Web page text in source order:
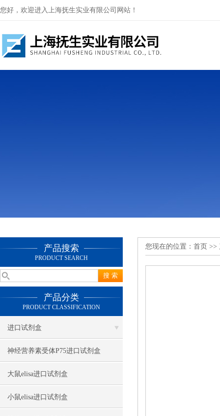
您好，欢迎进入上海抚生实业有限公司网站！
产品搜索
PRODUCT SEARCH
产品分类
PRODUCT CLASSIFICATION
进口试剂盒
神经营养素受体P75进口试剂盒
大鼠elisa进口试剂盒
小鼠elisa进口试剂盒
您现在的位置： 首页 >>